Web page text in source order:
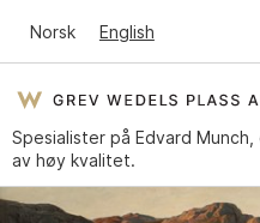
Norsk English
Spesialister på Edvard
av høy kvalitet.